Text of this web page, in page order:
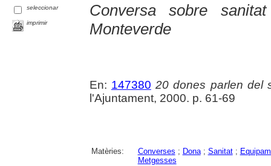
seleccionar
imprimir
Conversa sobre
Monteverde
En: 147380 20 dones parlen del
l'Ajuntament, 2000. p. 61-69
Matèries: Converses ; Dona; Sanitat;
Metgesses